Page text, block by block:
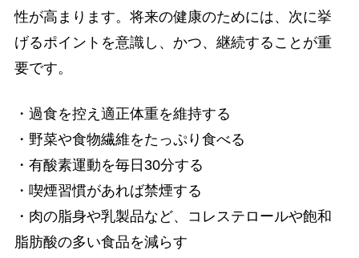
性が高まります。将来の健康のためには、次に挙
げるポイントを意識し、かつ、継続することが重
要です。
・過食を控え適正体重を維持する
・野菜や食物繊維をたっぷり食べる
・有酸素運動を毎日30分する
・喫煙習慣があれば禁煙する
・肉の脂身や乳製品など、コレステロールや飽和
脂肪酸の多い食品を減らす